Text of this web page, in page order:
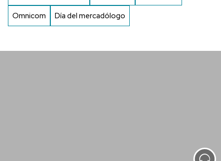
Omnicom Día del mercadólogo